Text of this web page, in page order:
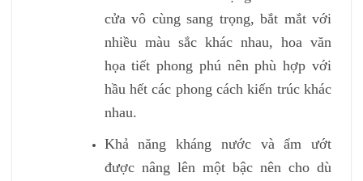
cửa vô cùng sang trọng, bắt mắt với
nhiều màu sắc khác nhau, hoa văn
họa tiết phong phú nên phù hợp với
hầu hết các phong cách kiến trúc khác
nhau.
Khả năng kháng nước và ẩm ướt
được nâng lên một bậc nên cho dù